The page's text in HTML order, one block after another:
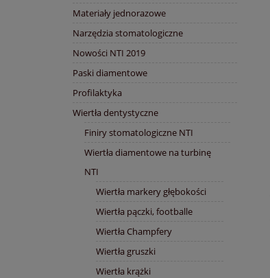
Materiały jednorazowe
Narzędzia stomatologiczne
Nowości NTI 2019
Paski diamentowe
Profilaktyka
Wiertła dentystyczne
Finiry stomatologiczne NTI
Wiertła diamentowe na turbinę
NTI
Wiertła markery głębokości
Wiertła pączki, footballe
Wiertła Champfery
Wiertła gruszki
Wiertła krążki